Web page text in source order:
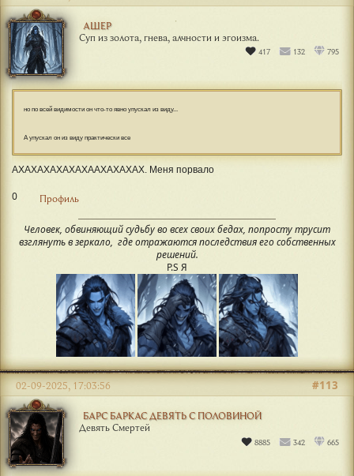
АШЕР
Суп из золота, гнева, алчности и эгоизма.
417 132 795
но по всей видимости он что-то явно упускал из виду...
А упускал он из виду практически все
АХАХАХАХАХАХААХАХАХАХ. Меня порвало
0 Профиль
Человек, обвиняющий судьбу во всех своих бедах, попросту трусит
взглянуть в зеркало, где отражаются последствия его собственных
решений.
P.S Я
БАРС БАРКАС ДЕВЯТЬ С ПОЛОВИНОЙ
Девять Смертей
8885 342 665
#113
02-09-2025, 17:03:56